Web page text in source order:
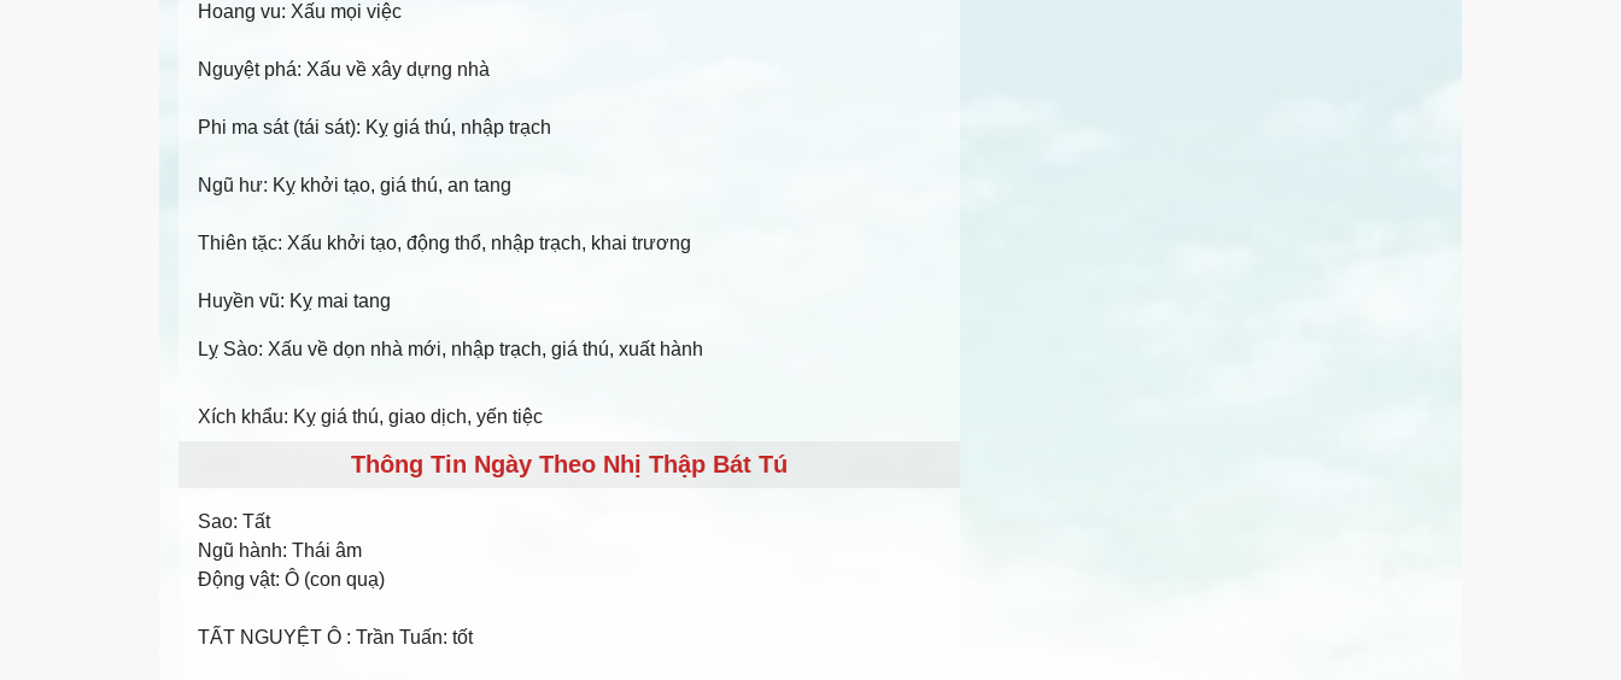
Hoang vu: Xấu mọi việc
Nguyệt phá: Xấu về xây dựng nhà
Phi ma sát (tái sát): Kỵ giá thú, nhập trạch
Ngũ hư: Kỵ khởi tạo, giá thú, an tang
Thiên tặc: Xấu khởi tạo, động thổ, nhập trạch, khai trương
Huyền vũ: Kỵ mai tang
Lỵ Sào: Xấu về dọn nhà mới, nhập trạch, giá thú, xuất hành
Xích khẩu: Kỵ giá thú, giao dịch, yến tiệc
Thông Tin Ngày Theo Nhị Thập Bát Tú
Sao: Tất
Ngũ hành: Thái âm
Động vật: Ô (con quạ)
TẤT NGUYỆT Ô : Trần Tuấn: tốt